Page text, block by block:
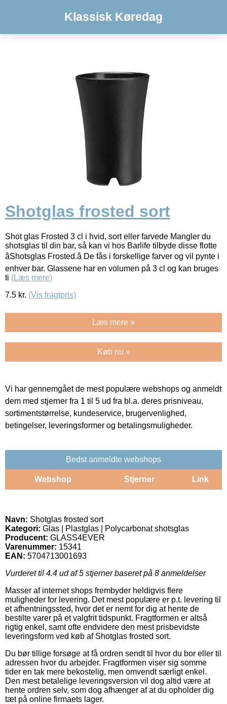
Klassisk Køredag
Shotglas frosted sort
Shot glas Frosted 3 cl i hvid, sort eller farvede Mangler du
shotsglas til din bar, så kan vi hos Barlife tilbyde disse flotte
âShotsglas Frosted.â De fås i forskellige farver og vil pynte i
enhver bar. Glassene har en volumen på 3 cl og kan bruges
ti (Læs mere)
7.5 kr. (Vis fragtpris)
Læs mere »
Køb nu »
Vi har gennemgået de mest populære webshops og anmeldt
dem med stjerner fra 1 til 5 ud fra bl.a. deres prisniveau,
sortimentstørrelse, kundeservice, brugervenlighed,
betingelser, leveringsformer og betalingsmuligheder.
Bedst anmeldte webshops
Webshop Stjerner Link
Navn: Shotglas frosted sort
Kategori: Glas | Plastglas | Polycarbonat shotsglas
Producent: GLASS4EVER
Varenummer: 15341
EAN: 5704713001693
Vurderet til 4.4 ud af 5 stjerner baseret på 8 anmeldelser
Masser af internet shops frembyder heldigvis flere
muligheder for levering. Det mest populære er p.t. levering til
et afhentningssted, hvor det er nemt for dig at hente de
bestilte varer på et valgfrit tidspunkt. Fragtformen er altså
rigtig enkel, samt ofte endvidere den mest prisbevidste
leveringsform ved køb af Shotglas frosted sort.
Du bør tillige forsøge at få ordren sendt til hvor du bor eller til
adressen hvor du arbejder. Fragtformen viser sig somme
tider en tak mere bekostelig, men omvendt særligt enkel.
Den mest betalelige leveringsversion vil dog altid være at
hente ordren selv, som dog afhænger af at du opholder dig
tæt på online firmaets lager.